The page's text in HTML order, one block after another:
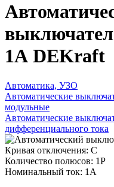
1А DEKraft
Автоматика, УЗО
Автоматические
модульные
Автоматические
дифференциального тока
Кривая отключения: C
Количество полюсов: 1P
Номинальный ток: 1А